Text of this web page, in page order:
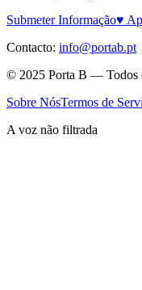
Submeter Informação♥
Contacto: info@portab.pt
© 2025 Porta B — Todos
Sobre NósTermos de
A voz não filtrada